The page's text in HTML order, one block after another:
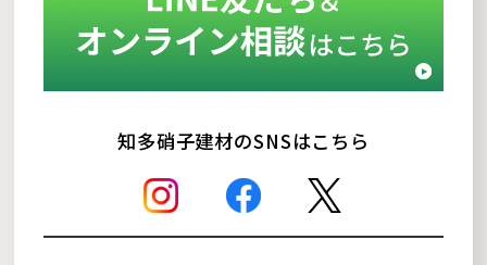
知多硝子建材のSNSはこちら